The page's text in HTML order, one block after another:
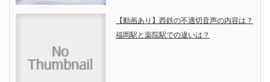
【動画あり】西鉄の不適切音声の内容は？
福岡駅と薬院駅での違いは？